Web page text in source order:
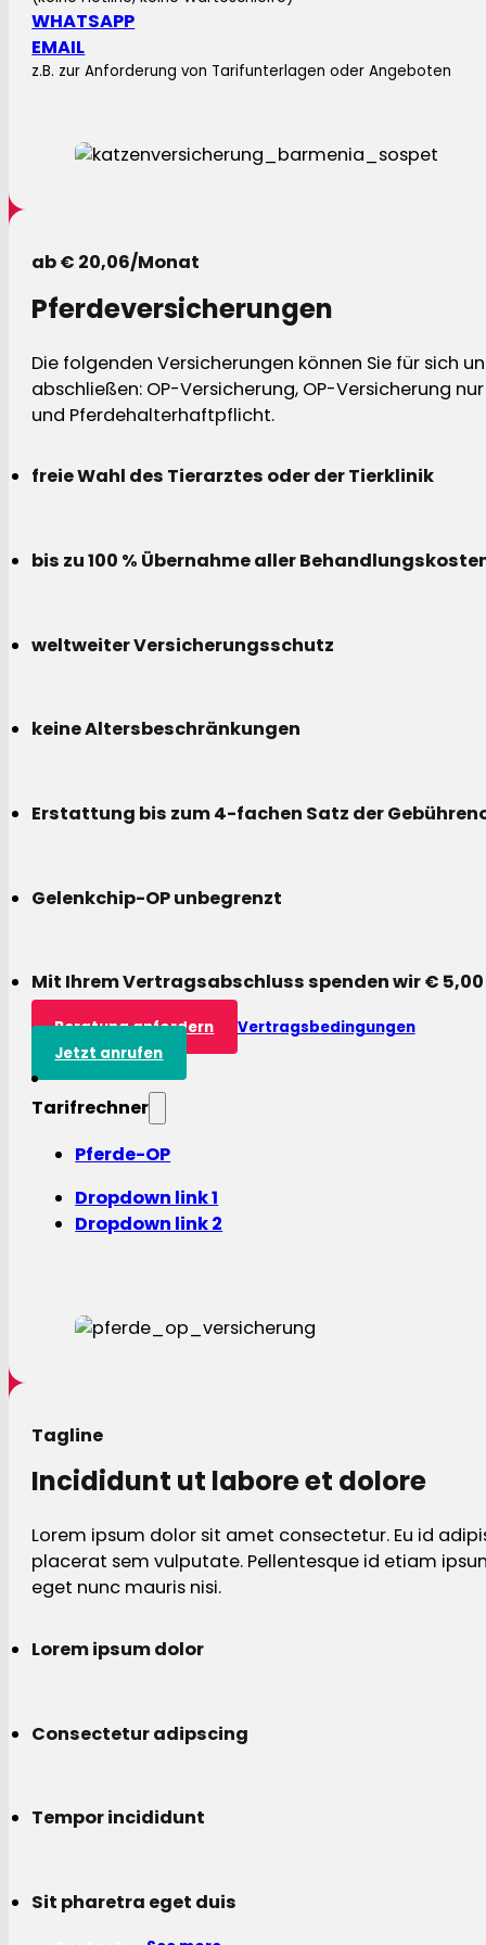
WHATSAPP
EMAIL
z.B. zur Anforderung von Tarifunterlagen oder Angeboten
ab € 20,06/Monat
Pferdeversicherungen
Die folgenden Versicherungen können Sie für sich
abschließen: OP-Versicherung, OP-Versicherung
und Pferdehalterhaftpflicht.
freie Wahl des Tierarztes oder der Tierklinik
bis zu 100 % Übernahme aller
weltweiter Versicherungsschutz
keine Altersbeschränkungen
Erstattung bis zum 4-fachen Satz der
Gelenkchip-OP unbegrenzt
Mit Ihrem Vertragsabschluss spenden wir €
Beratung anfordern
Vertragsbedingungen
Jetzt anrufen
Tarifrechner
Pferde-OP
Dropdown link 1
Dropdown link 2
Tagline
Incididunt ut labore et dolore
Lorem ipsum dolor sit amet consectetur. Eu id
placerat sem vulputate. Pellentesque id etiam
eget nunc mauris nisi.
Lorem ipsum dolor
Consectetur adipscing
Tempor incididunt
Sit pharetra eget duis